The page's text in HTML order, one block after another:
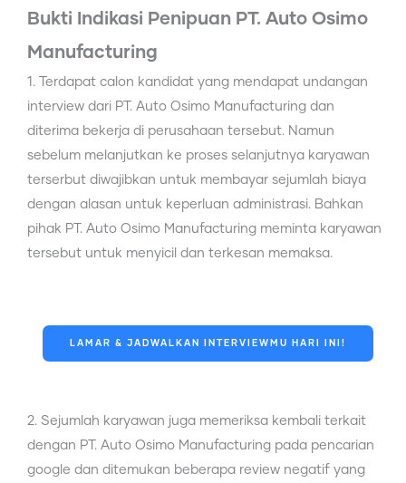
Bukti Indikasi Penipuan PT. Auto Osimo
Manufacturing
1. Terdapat calon kandidat yang mendapat undangan
interview dari PT. Auto Osimo Manufacturing dan
diterima bekerja di perusahaan tersebut. Namun
sebelum melanjutkan ke proses selanjutnya karyawan
terserbut diwajibkan untuk membayar sejumlah biaya
dengan alasan untuk keperluan administrasi. Bahkan
pihak PT. Auto Osimo Manufacturing meminta karyawan
tersebut untuk menyicil dan terkesan memaksa.
LAMAR & JADWALKAN INTERVIEWMU HARI INI!
2. Sejumlah karyawan juga memeriksa kembali terkait
dengan PT. Auto Osimo Manufacturing pada pencarian
google dan ditemukan beberapa review negatif yang